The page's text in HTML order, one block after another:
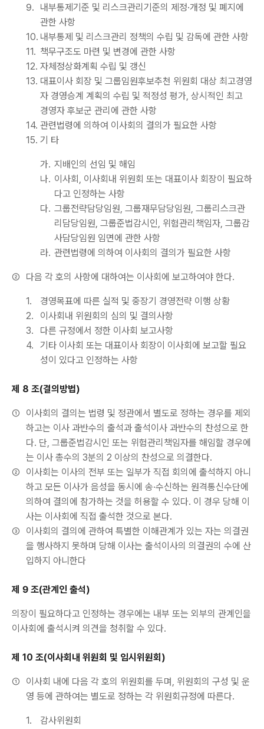
9.
내부통제기준 및 리스크관리기준의 제정·개정 및 폐지에
관한 사항
10. 내부통제 및 리스크관리 정책의 수립 및 감독에 관한 사항
11. 책무구조도 마련 및 변경에 관한 사항
12. 자체정상화계획 수립 및 갱신
13. 대표이사 회장 및 그룹임원후보추천 위원회 대상 최고경영
자 경영승계 계획의 수립 및 적정성 평가, 상시적인 최고
경영자 후보군 관리에 관한 사항
14. 관련법령에 의하여 이사회의 결의가 필요한 사항
15. 기 타
가. 지배인의 선임 및 해임
나. 이사회, 이사회내 위원회 또는 대표이사 회장이 필요하
다고 인정하는 사항
다. 그룹전략담당임원, 그룹재무담당임원, 그룹리스크관
리담당임원, 그룹준법감시인, 위험관리책임자, 그룹감
사담당임원 임면에 관한 사항
라. 관련법령에 의하여 이사회의 결의가 필요한 사항
② 다음 각 호의 사항에 대하여는 이사회에 보고하여야 한다.
1.
경영목표에 따른 실적 및 중장기 경영전략 이행 상황
2.
이사회내 위원회의 심의 및 결의사항
3.
다른 규정에서 정한 이사회 보고사항
4.
기타 이사회 또는 대표이사 회장이 이사회에 보고할 필요
성이 있다고 인정하는 사항
제 8 조(결의방법)
①
이사회의 결의는 법령 및 정관에서 별도로 정하는 경우를 제외
하고는 이사 과반수의 출석과 출석이사 과반수의 찬성으로 한
다. 단, 그룹준법감시인 또는 위험관리책임자를 해임할 경우에
는 이사 총수의 3분의 2 이상의 찬성으로 의결한다.
②
이사회는 이사의 전부 또는 일부가 직접 회의에 출석하지 아니
하고 모든 이사가 음성을 동시에 송·수신하는 원격통신수단에
의하여 결의에 참가하는 것을 허용할 수 있다. 이 경우 당해 이
사는 이사회에 직접 출석한 것으로 본다.
③
이사회의 결의에 관하여 특별한 이해관계가 있는 자는 의결권
을 행사하지 못하며 당해 이사는 출석이사의 의결권의 수에 산
입하지 아니한다
제 9 조(관계인 출석)
의장이 필요하다고 인정하는 경우에는 내부 또는 외부의 관계인을
이사회에 출석시켜 의견을 청취할 수 있다.
제 10 조(이사회내 위원회 및 임시위원회)
①
이사회 내에 다음 각 호의 위원회를 두며, 위원회의 구성 및 운
영 등에 관하여는 별도로 정하는 각 위원회규정에 따른다.
1.
감사위원회